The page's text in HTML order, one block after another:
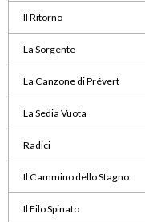
Il Ritorno
La Sorgente
La Canzone di Prévert
La Sedia Vuota
Radici
Il Cammino dello Stagno
Il Filo Spinato